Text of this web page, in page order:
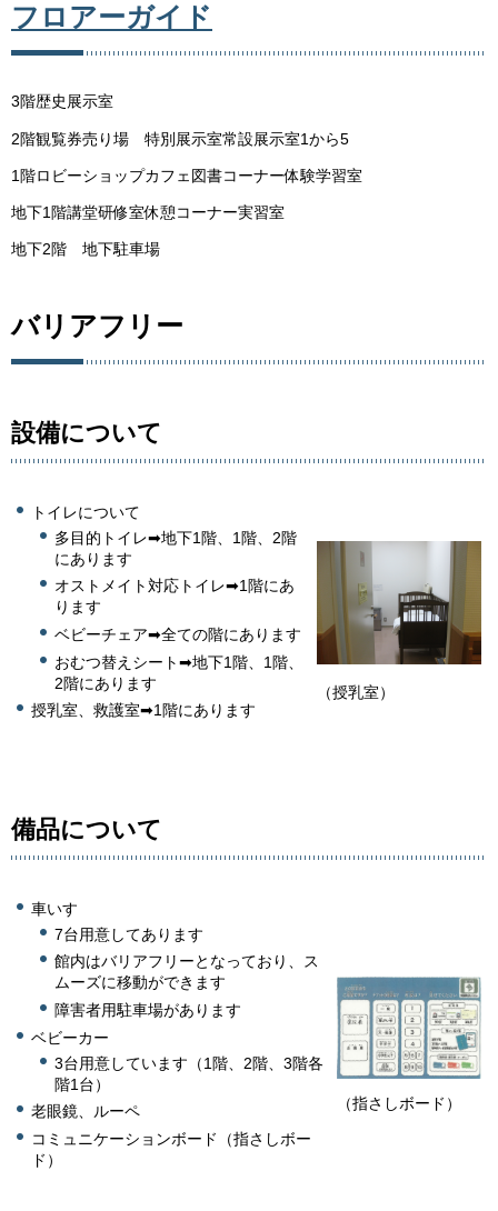
フロアーガイド
3階歴史展示室
2階観覧券売り場 特別展示室常設展示室1から5
1階ロビーショップカフェ図書コーナー体験学習室
地下1階講堂研修室休憩コーナー実習室
地下2階 地下駐車場
バリアフリー
設備について
トイレについて
多目的トイレ➡地下1階、1階、2階
にあります
オストメイト対応トイレ➡1階にあ
ります
ベビーチェア➡全ての階にあります
おむつ替えシート➡地下1階、1階、
2階にあります
授乳室、救護室➡1階にあります
（授乳室）
備品について
車いす
7台用意してあります
館内はバリアフリーとなっており、ス
ムーズに移動ができます
障害者用駐車場があります
ベビーカー
3台用意しています（1階、2階、3階各
階1台）
老眼鏡、ルーペ
コミュニケーションボード（指さしボー
ド）
（指さしボード）